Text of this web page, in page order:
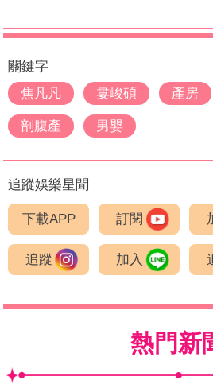
關鍵字
焦凡凡
婁峻碩 產房
剖腹產 男嬰
追蹤娛樂星聞
下載APP 訂閱
追蹤 加入
熱門新